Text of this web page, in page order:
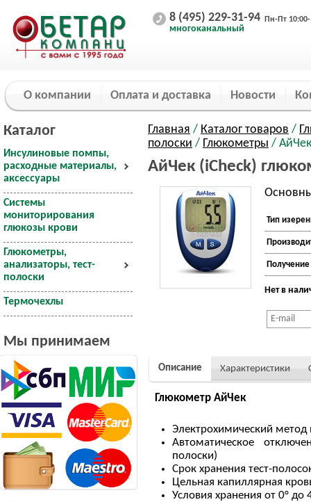
8 (495) 229-31-94
многоканальный
Пн-Пт
О компании Оплата и доставка Новости
Каталог
Инсулиновые помпы,
расходные материалы,
аксессуары
Системы
мониторирования
глюкозы крови
Глюкометры,
анализаторы, тест-
полоски
Термочехлы
Мы принимаем
Главная / Каталог товаров /
полоски / Глюкометры /
АйЧек (iCheck)
Тип
Получение
Нет в
Описание Характеристики
Глюкометр АйЧек
Электрохимический метод
Автоматическое
полоски)
Срок хранения тест-
Цельная капиллярная
Условия хранения от 0° до